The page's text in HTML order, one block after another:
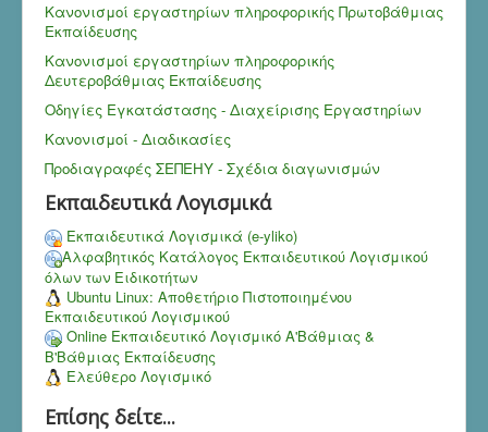
Κανονισμοί εργαστηρίων πληροφορικής Πρωτοβάθμιας
Εκπαίδευσης
Κανονισμοί εργαστηρίων πληροφορικής
Δευτεροβάθμιας Εκπαίδευσης
Οδηγίες Εγκατάστασης - Διαχείρισης Εργαστηρίων
Κανονισμοί - Διαδικασίες
Προδιαγραφές ΣΕΠΕΗΥ - Σχέδια διαγωνισμών
Εκπαιδευτικά Λογισμικά
Εκπαιδευτικά Λογισμικά (e-yliko)
Αλφαβητικός Κατάλογος Εκπαιδευτικού Λογισμικού
όλων των Ειδικοτήτων
Ubuntu Linux: Αποθετήριο Πιστοποιημένου
Εκπαιδευτικού Λογισμικού
Online Εκπαιδευτικό Λογισμικό Α'Βάθμιας &
Β'Βάθμιας Εκπαίδευσης
Ελεύθερο Λογισμικό
Επίσης δείτε...